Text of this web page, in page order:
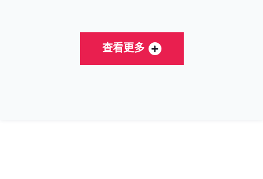
查看更多